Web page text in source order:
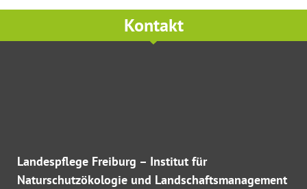
Kontakt
Landespflege Freiburg – Institut für
Naturschutzökologie und Landschaftsmanagement